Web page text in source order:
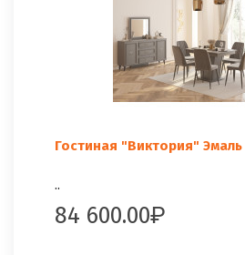
Гостиная "Виктория"
..
84 600.00